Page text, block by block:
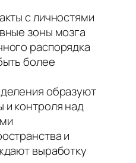
с личностями
зоны мозга
распорядка
более
образуют
контроля над
и
выработку